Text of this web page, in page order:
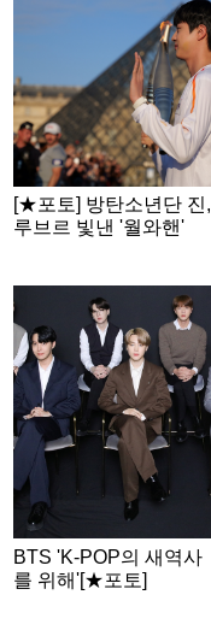
[★포토] 방탄소년단 진,
루브르 빛낸 '월와핸'
BTS 'K-POP의 새역사
를 위해'[★포토]